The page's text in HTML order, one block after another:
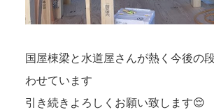
国屋棟梁と水道屋さんが熱く今後の
わせています
引き続きよろしくお願い致します😌